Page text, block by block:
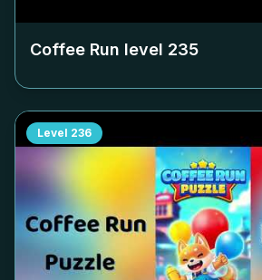
Coffee Run level 235
Level 236